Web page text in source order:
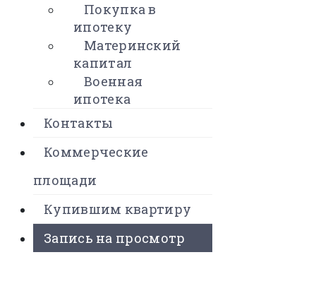
Покупка в
ипотеку
Материнский
капитал
Военная
ипотека
Контакты
Коммерческие
площади
Купившим квартиру
Запись на просмотр